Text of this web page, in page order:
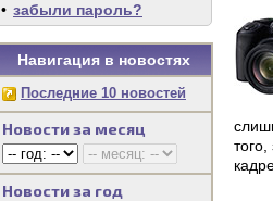
• забыли пароль?
Навигация в новостях
Последние 10 новостей
Новости за месяц
Новости за год